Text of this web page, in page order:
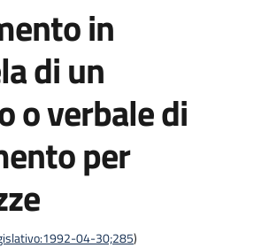
in
di un
o verbale di
per
04-30;285)